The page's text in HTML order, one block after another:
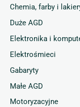
Chemia, farby i
Duże AGD
Elektronika i
Elektrośmieci
Gabaryty
Małe AGD
Motoryzacyjne